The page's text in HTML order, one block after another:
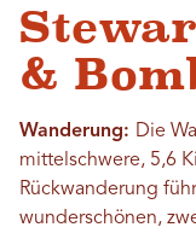
&
Wanderung: Die
mittelschwere, 5,6
Rückwanderung
wunderschönen,